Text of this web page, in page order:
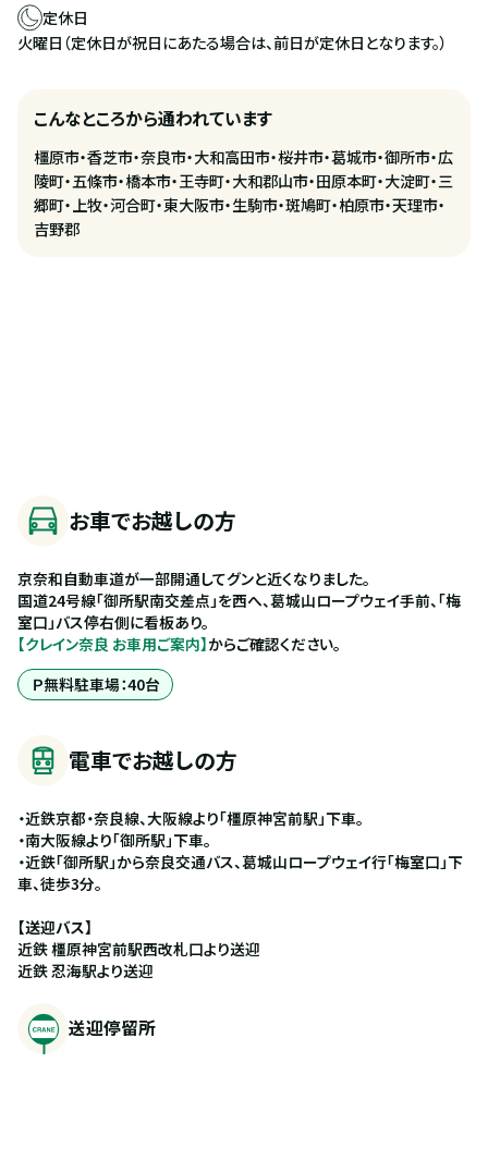
定休日
火曜日（定休日が祝日にあたる場合は、前日が定休日となります。）
こんなところから通われています
橿原市・香芝市・奈良市・大和高田市・桜井市・葛城市・御所市・広
陵町・五條市・橋本市・王寺町・大和郡山市・田原本町・大淀町・三
郷町・上牧・河合町・東大阪市・生駒市・斑鳩町・柏原市・天理市・
吉野郡
お車でお越しの方
京奈和自動車道が一部開通してグンと近くなりました。
国道24号線「御所駅南交差点」を西へ、葛城山ロープウェイ手前、「梅
室口」バス停右側に看板あり。
【クレイン奈良 お車用ご案内】からご確認ください。
Ｐ無料駐車場：40台
電車でお越しの方
・近鉄京都・奈良線、大阪線より「橿原神宮前駅」下車。
・南大阪線より「御所駅」下車。
・近鉄「御所駅」から奈良交通バス、葛城山ロープウェイ行「梅室口」下
車、徒歩3分。
【送迎バス】
近鉄 橿原神宮前駅西改札口より送迎
近鉄 忍海駅より送迎
送迎停留所